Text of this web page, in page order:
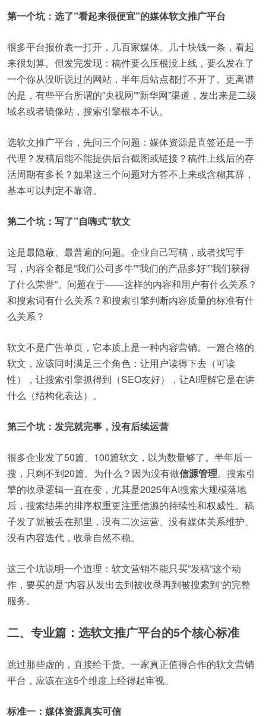
第一个坑：选了”看起来很便宜”的媒体软文推广平台
很多平台报价表一打开，几百家媒体、几十块钱一条，看起
来很划算。但发完发现：稿件要么压根没上线，要么发在了
一个你从没听说过的网站，半年后站点都打不开了。更离谱
的是，有些平台所谓的”央视网””新华网”渠道，发出来是二级
域名或者镜像站，搜索引擎根本不认。
选软文推广平台，先问三个问题：媒体资源是直签还是一手
代理？发稿后能不能提供后台截图或链接？稿件上线后的存
活周期有多长？如果这三个问题对方答不上来或含糊其辞，
基本可以判定不靠谱。
第二个坑：写了”自嗨式”软文
这是最隐蔽、最普遍的问题。企业自己写稿，或者找写手
写，内容全都是”我们公司多牛””我们的产品多好””我们获得
了什么荣誉”。问题在于——这样的内容和用户有什么关系？
和搜索词有什么关系？和搜索引擎判断内容质量的标准有什
么关系？
软文不是广告单页，它本质上是一种内容营销。一篇合格的
软文，应该同时满足三个角色：让用户读得下去（可读
性），让搜索引擎抓得到（SEO友好），让AI理解它是在讲
什么（结构化表达）。
第三个坑：发完就完事，没有后续运营
很多企业发了50篇、100篇软文，以为数量够了。半年后一
搜，只剩不到20篇。为什么？因为没有做信源管理。搜索引
擎的收录逻辑一直在变，尤其是2025年AI搜索大规模落地
后，搜索结果的排序权重更注重信源的持续性和权威性。稿
子发了就被丢在那里，没有二次运营、没有媒体关系维护、
没有内容迭代，收录自然不稳。
这三个坑说明一个道理：软文营销不能只买”发稿”这个动
作，要买的是”内容从发出去到被收录再到被搜索到”的完整
服务。
二、专业篇：选软文推广平台的5个核心标准
跳过那些虚的，直接给干货。一家真正值得合作的软文营销
平台，应该在这5个维度上经得起审视。
标准一：媒体资源真实可信